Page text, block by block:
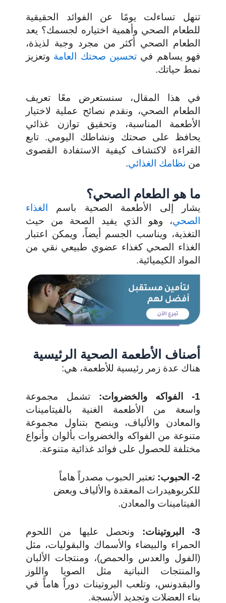
تنهل تساءلت يومًا عن الفوائد الحقيقية
للطعام الصحي وأهمية اختياره لجسمك؟ يعد
الطعام الصحي أكثر من مجرد وجبة لذيذة،
فهو يساهم في تحسين صحتك العامة وتعزيز
نمط حياتك.
في هذا المقال، سنستعرض معًا تعريف
الطعام الصحي، ونقدم نصائح عملية لاختيار
الأطعمة المناسبة، وتحقيق توازن غذائي
يحافظ على صحتك ونشاطك اليومي. تابع
القراءة لاكتشاف كيفية الاستفادة القصوى
من نظامك الغذائي.
ما هو الطعام الصحي؟
يشار إلى الأطعمة الصحية باسم
الغذاء
الصحي، وهو الذي يفيد الصحة من حيث
التغذية، ويناسب الجسم أيضاً، ويمكن اعتبار
الغذاء الصحي كغذاء عضوي طبيعي نقي من
المواد الكيميائية.
أصناف الأطعمة الصحية الرئيسية
هناك عدة زمر رئيسية للأطعمة، هي:
1- الفواكه والخضروات:
تشمل مجموعة
واسعة من الأطعمة الغنية بالفيتامينات
والمعادن والألياف، وينصح بتناول مجموعة
متنوعة من الفواكه والخضروات بألوان وأنواع
مختلفة للحصول على فوائد غذائية متنوعة.
2- الحبوب:
تعتبر الحبوب مصدراً هاماً
للكربوهيدرات المعقدة والألياف وبعض
الفيتامينات والمعادن.
3- البروتينات:
ونحصل عليها من اللحوم
الحمراء والبيضاء والأسماك والبقوليات، مثل
(الفول والعدس والحمص)، ومنتجات الألبان
والمنتجات النباتية مثل الصويا واللوز
والبقدونس، وتلعب البروتينات دوراً هاماً في
بناء العضلات وتجديد الأنسجة.